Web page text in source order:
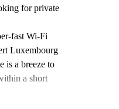
for private
fast Wi-Fi
Luxembourg
is a breeze to
a short